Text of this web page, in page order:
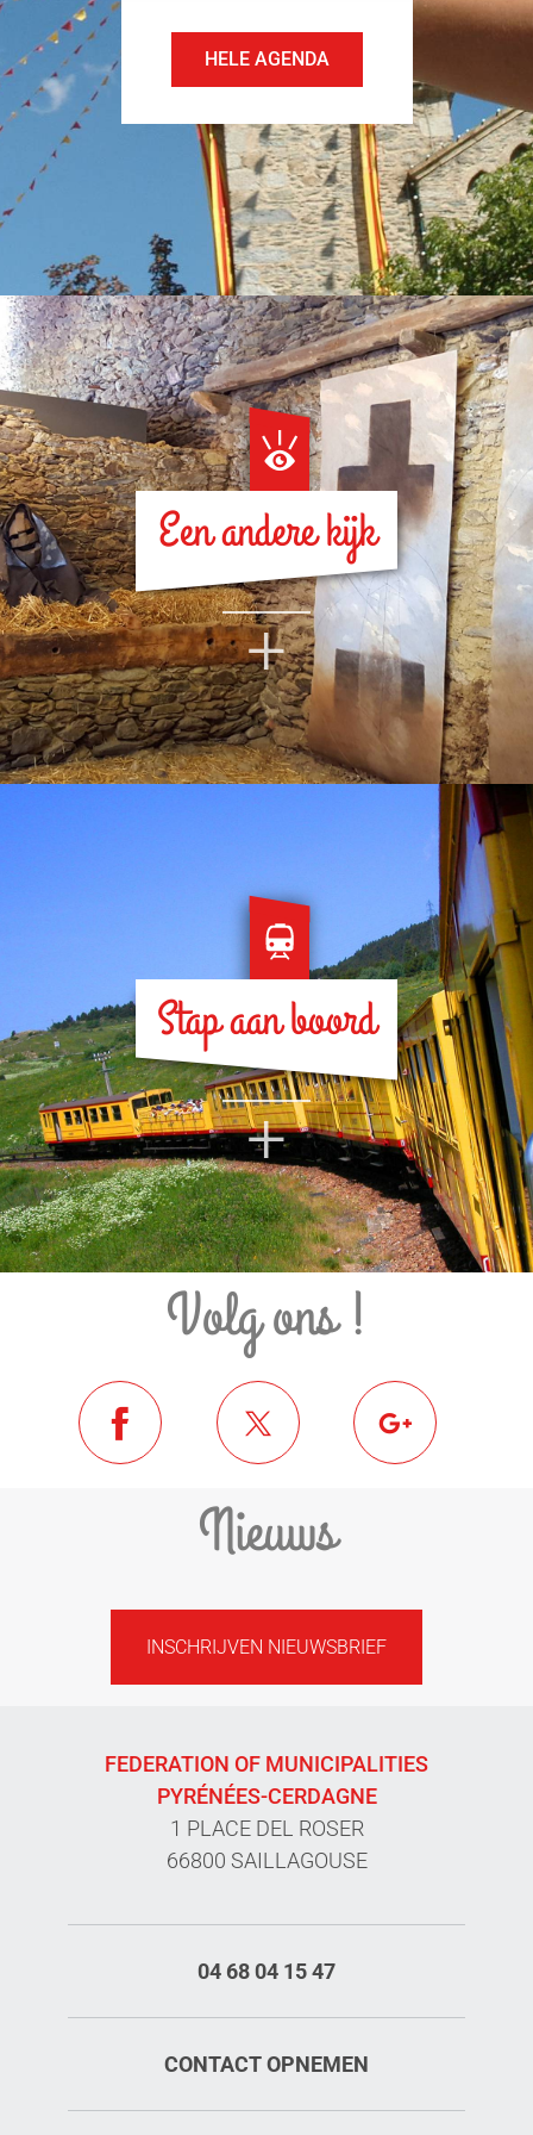
HELE AGENDA
Een andere kijk
+
Stap aan boord
+
Volg ons !
Nieuws
INSCHRIJVEN NIEUWSBRIEF
FEDERATION OF MUNICIPALITIES
PYRÉNÉES-CERDAGNE
1 PLACE DEL ROSER
66800 SAILLAGOUSE
04 68 04 15 47
CONTACT OPNEMEN